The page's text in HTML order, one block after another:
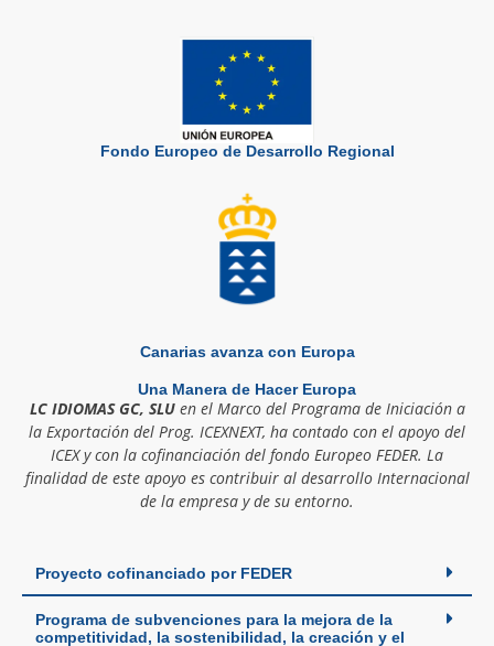
Fondo Europeo de Desarrollo Regional
Canarias avanza con Europa
Una Manera de Hacer Europa
LC IDIOMAS GC, SLUen el Marco del Programa de Iniciación a
la Exportación del Prog. ICEXNEXT, ha contado con el apoyo del
ICEX y con la cofinanciación del fondo Europeo FEDER. La
finalidad de este apoyo es contribuir al desarrollo Internacional
de la empresa y de su entorno.
Proyecto cofinanciado por FEDER
Programa de subvenciones para la mejora de la
competitividad, la sostenibilidad, la creación y el